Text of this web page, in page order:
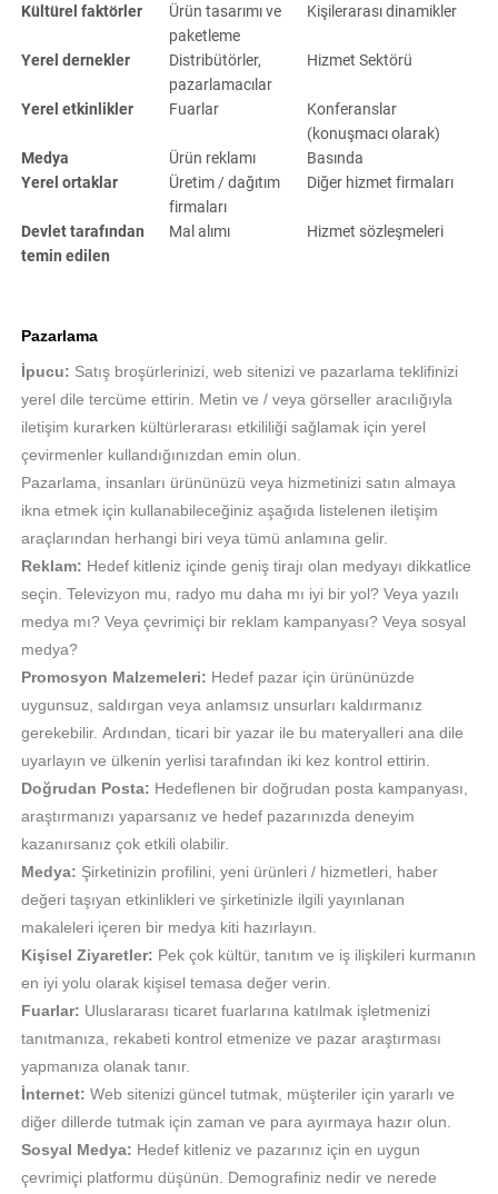
Kültürel faktörler
Ürün tasarımı ve
paketleme
Kişilerarası dinamikler
Yerel dernekler
Distribütörler,
pazarlamacılar
Hizmet Sektörü
Yerel etkinlikler Fuarlar
Konferanslar
(konuşmacı olarak)
Medya
Ürün reklamı
Basında
Yerel ortaklar
Üretim / dağıtım
firmaları
Diğer hizmet firmaları
Devlet tarafından
temin edilen
Mal alımı Hizmet sözleşmeleri
Pazarlama
İpucu: Satış broşürlerinizi, web sitenizi ve pazarlama teklifinizi
yerel dile tercüme ettirin. Metin ve / veya görseller aracılığıyla
iletişim kurarken kültürlerarası etkililiği sağlamak için yerel
çevirmenler kullandığınızdan emin olun.
Pazarlama, insanları ürününüzü veya hizmetinizi satın almaya
ikna etmek için kullanabileceğiniz aşağıda listelenen iletişim
araçlarından herhangi biri veya tümü anlamına gelir.
Reklam: Hedef kitleniz içinde geniş tirajı olan medyayı dikkatlice
seçin. Televizyon mu, radyo mu daha mı iyi bir yol? Veya yazılı
medya mı? Veya çevrimiçi bir reklam kampanyası? Veya sosyal
medya?
Promosyon Malzemeleri: Hedef pazar için ürününüzde
uygunsuz, saldırgan veya anlamsız unsurları kaldırmanız
gerekebilir. Ardından, ticari bir yazar ile bu materyalleri ana dile
uyarlayın ve ülkenin yerlisi tarafından iki kez kontrol ettirin.
Doğrudan Posta: Hedeflenen bir doğrudan posta kampanyası,
araştırmanızı yaparsanız ve hedef pazarınızda deneyim
kazanırsanız çok etkili olabilir.
Medya: Şirketinizin profilini, yeni ürünleri / hizmetleri, haber
değeri taşıyan etkinlikleri ve şirketinizle ilgili yayınlanan
makaleleri içeren bir medya kiti hazırlayın.
Kişisel Ziyaretler: Pek çok kültür, tanıtım ve iş ilişkileri kurmanın
en iyi yolu olarak kişisel temasa değer verin.
Fuarlar: Uluslararası ticaret fuarlarına katılmak işletmenizi
tanıtmanıza, rekabeti kontrol etmenize ve pazar araştırması
yapmanıza olanak tanır.
İnternet: Web sitenizi güncel tutmak, müşteriler için yararlı ve
diğer dillerde tutmak için zaman ve para ayırmaya hazır olun.
Sosyal Medya: Hedef kitleniz ve pazarınız için en uygun
çevrimiçi platformu düşünün. Demografiniz nedir ve nerede